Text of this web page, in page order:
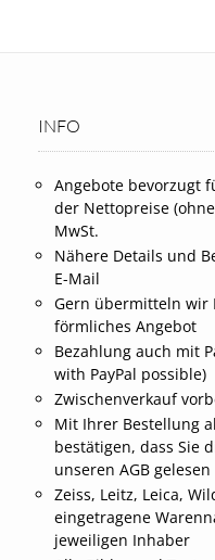
INFO
Angebote bevorzugt
der Nettopreise
MwSt.
Nähere Details und
E-Mail
Gern übermitteln wir
förmliches Angebot
Bezahlung auch mit
with PayPal possible)
Zwischenverkauf
Mit Ihrer Bestellung
bestätigen, dass Sie
unseren AGB
Zeiss, Leitz, Leica,
eingetragene
jeweiligen Inhaber